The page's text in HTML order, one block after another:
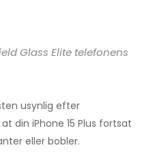
Glass Elite telefonens
usynlig efter
din iPhone 15 Plus fortsat
eller bobler.